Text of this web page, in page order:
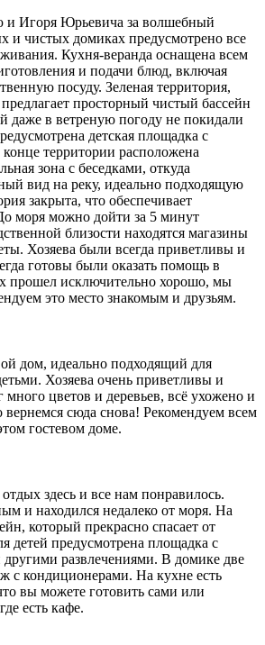
и Игоря Юрьевича за волшебный
и чистых домиках предусмотрено все
Кухня-веранда оснащена всем
и подачи блюд, включая
посуду. Зеленая территория,
просторный чистый бассейн
даже в ветреную погоду не покидали
детская площадка с
территории расположена
зона с беседками, откуда
вид на реку, идеально подходящую
закрыта, что обеспечивает
моря можно дойти за 5 минут
близости находятся магазины
Хозяева были всегда приветливы и
готовы были оказать помощь в
прошел исключительно хорошо, мы
это место знакомым и друзьям.
дом, идеально подходящий для
Хозяева очень приветливы и
цветов и деревьев, всё ухожено и
вернемся сюда снова! Рекомендуем всем
гостевом доме.
здесь и все нам понравилось.
и находился недалеко от моря. На
который прекрасно спасает от
детей предусмотрена площадка с
другими развлечениями. В домике две
с кондиционерами. На кухне есть
вы можете готовить сами или
есть кафе.